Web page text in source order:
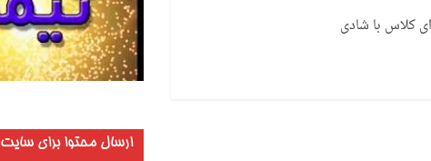
کلاس با شادی
ارسال محتوا برای سایت